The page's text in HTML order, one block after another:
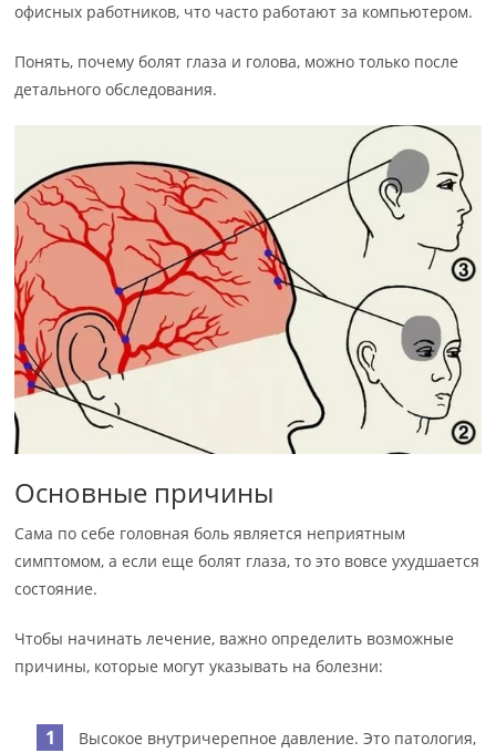
офисных работников, что часто работают за компьютером.
Понять, почему болят глаза и голова, можно только после
детального обследования.
Основные причины
Сама по себе головная боль является неприятным
симптомом, а если еще болят глаза, то это вовсе ухудшается
состояние.
Чтобы начинать лечение, важно определить возможные
причины, которые могут указывать на болезни:
Высокое внутричерепное давление. Это патология,